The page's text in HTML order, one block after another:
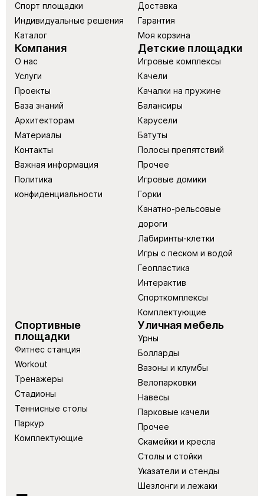
Спорт площадки
Индивидуальные решения
Каталог
Доставка
Гарантия
Моя корзина
Компания
О нас
Услуги
Проекты
База знаний
Архитекторам
Материалы
Контакты
Важная информация
Политика
конфиденциальности
Детские площадки
Игровые комплексы
Качели
Качалки на пружине
Балансиры
Карусели
Батуты
Полосы препятствий
Прочее
Игровые домики
Горки
Канатно-рельсовые
дороги
Лабиринты-клетки
Игры с песком и водой
Геопластика
Интерактив
Спорткомплексы
Комплектующие
Спортивные
площадки
Фитнес станция
Workout
Тренажеры
Стадионы
Теннисные столы
Паркур
Комплектующие
Уличная мебель
Урны
Болларды
Вазоны и клумбы
Велопарковки
Навесы
Парковые качели
Прочее
Скамейки и кресла
Столы и стойки
Указатели и стенды
Шезлонги и лежаки